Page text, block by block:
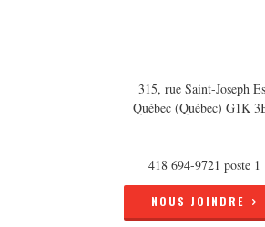
315, rue Saint-Joseph
Québec (Québec) G1K
418 694-9721 poste 1
NOUS JOINDRE